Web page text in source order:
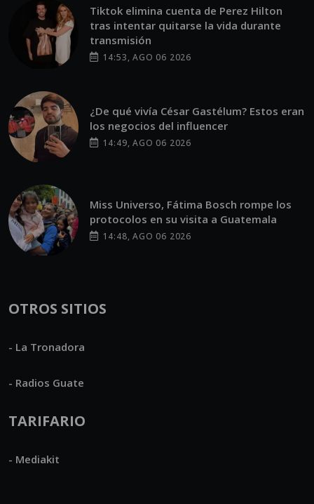
Tiktok elimina cuenta de Perez Hilton
tras intentar quitarse la vida durante
transmisión
14:53, AGO 06 2026
¿De qué vivía César Gastélum? Estos eran
los negocios del influencer
14:49, AGO 06 2026
Miss Universo, Fátima Bosch rompe los
protocolos en su visita a Guatemala
14:48, AGO 06 2026
OTROS SITIOS
- La Tronadora
- Radios Guate
TARIFARIO
- Mediakit